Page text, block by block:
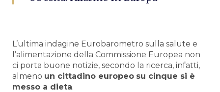
L’ultima indagine Eurobarometro sulla salute e
l’alimentazione della Commissione Europea non
ci porta buone notizie, secondo la ricerca, infatti,
almeno un cittadino europeo su cinque si è
messo a dieta.